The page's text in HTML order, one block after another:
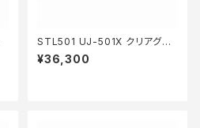
STL501 UJ-501X クリアグレ
ー EG
¥36,300